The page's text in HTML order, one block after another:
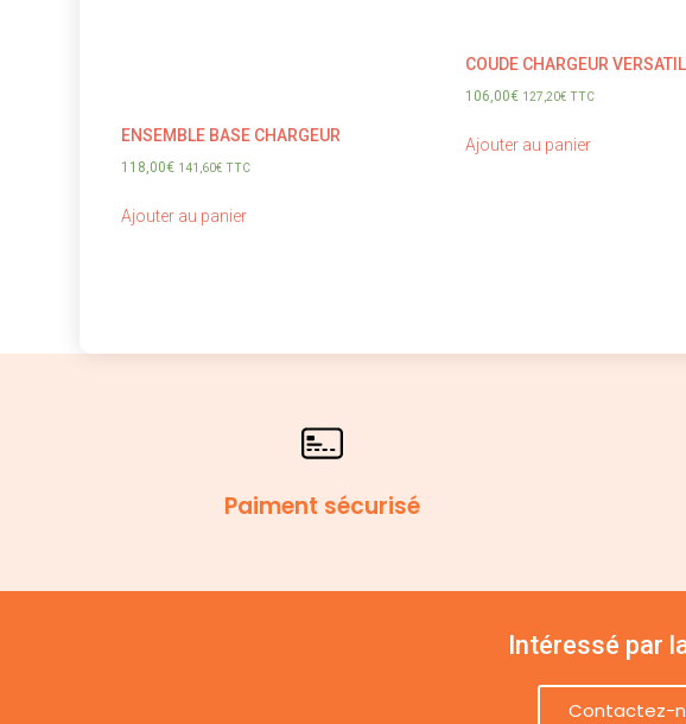
ENSEMBLE BASE CHARGEUR
118,00€ 141,60€ TTC
Ajouter au panier
COUDE CHARGEUR
106,00€ 127,20€ TTC
Ajouter au panier
Paiment sécurisé
Intéressé par
Contactez-